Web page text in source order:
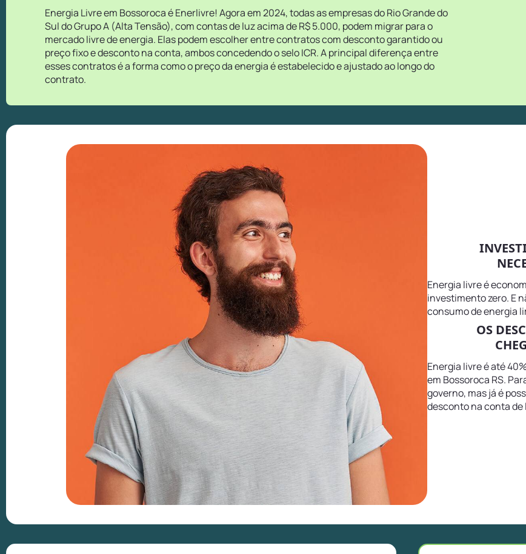
Energia Livre em Bossoroca é Enerlivre! Agora em 2024, todas as empresas do Rio Grande do
Sul do Grupo A (Alta Tensão), com contas de luz acima de R$ 5.000, podem migrar para o
mercado livre de energia. Elas podem escolher entre contratos com desconto garantido ou
preço fixo e desconto na conta, ambos concedendo o selo ICR. A principal diferença entre
esses contratos é a forma como o preço da energia é estabelecido e ajustado ao longo do
contrato.
Energia livre é
investimento zero. E
consumo de energia
OS
Energia livre é até
em Bossoroca RS.
governo, mas já é
desconto na conta de